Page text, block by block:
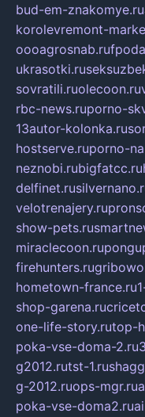
bud-em-znakomye.ru
korolevremont-
oooagrosnab.ru
ukrasotki.ru
sovratili.ruolecoon.ru
rbc-news.ruporno-
13autor-kolonka.ru
hostserve.ruporno-
neznobi.rubigfatcc.ru
delfinet.ru
velotrenajery.ru
show-pets.ru
miraclecoon.ru
firehunters.ru
hometown-france.ru
shop-garena.ru
one-life-story.rutop-
poka-vse-doma-2.ru
g2012.rutst-1.ru
g-2012.ruops-mgr.ru
poka-vse-doma2.ru